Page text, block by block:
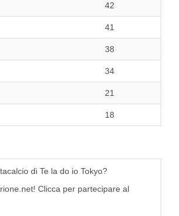
42
41
38
34
21
18
di Te la do io Tokyo?
Clicca per partecipare al